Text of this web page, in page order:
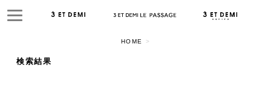
HOME >
検索結果